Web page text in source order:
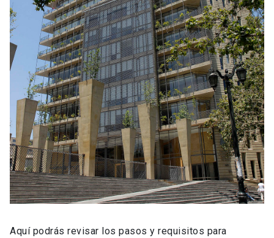
Aquí podrás revisar los pasos y requisitos para